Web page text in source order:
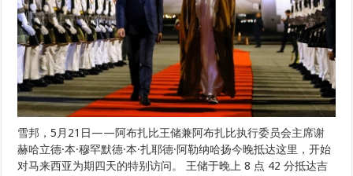
对马来西亚为期四天的特别访问。 王储于晚上 8 点 42 分抵达吉
隆坡国际机场 (KLIA) 的 Bunga Raya Complex，并受到彭亨州摄
政东姑哈桑纳尔易卜拉欣阿拉姆沙阿苏丹阿卜杜拉里亚图丁穆斯
塔法比拉沙和副总理的正式欢迎部长拿督斯里法迪拉尤索夫和外
交部长拿督斯里赞布里阿卜杜勒卡迪尔。 谢赫哈立德随后在陪同
下穿过由马来西亚陆军第一皇家游骑兵团组成的仪仗队，该团
由… 阅读更多
Read More »